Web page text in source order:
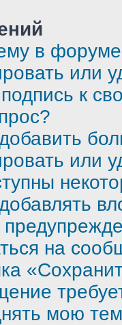
в
или
к
или
на
мою